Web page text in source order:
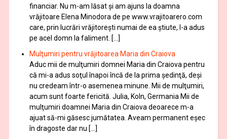
financiar. Nu m-am lăsat şi am ajuns la doamna
vrăjitoare Elena Minodora de pe www.vrajitoarero.com
care, prin lucrări vrăjitorești numai de ea ştiute, l-a adus
pe acel domn la faliment. […]
Mulţumiri pentru vrăjitoarea Maria din Craiova
Aduc mii de mulţumiri domnei Maria din Craiova pentru
că mi-a adus soţul înapoi încă de la prima şedinţă, deşi
nu credeam într-o asemenea minune. Mii de mulţumiri,
acum sunt foarte fericită. Julia, Koln, Germania Mii de
mulţumiri doamnei Maria din Craiova deoarece m-a
ajuat să-mi găsesc jumătatea. Aveam permanent eşec
în dragoste dar nu […]